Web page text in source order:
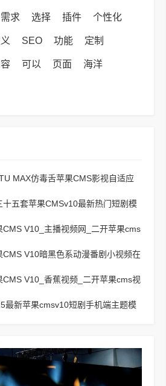
需求 选择 插件 个性化
SEO 功能 定制
可以 页面 海洋
MAX仿毒舌苹果CMS影视自适应
十五套苹果CMSv10最新热门短剧模
CMS V10_主播视频网_二开苹果cms
CMS V10暗黑色系动漫番剧小视频在
CMS V10_香蕉视频_二开苹果cms视
最新苹果cmsv10短剧手机端主题模